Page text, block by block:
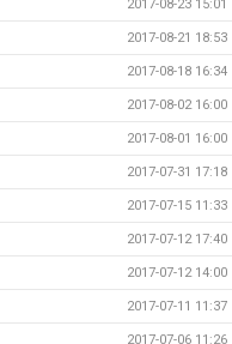
2017-08-23 15:01
2017-08-21 18:53
2017-08-18 16:34
2017-08-02 16:00
2017-08-01 16:00
2017-07-31 17:18
2017-07-15 11:33
2017-07-12 17:40
2017-07-12 14:00
2017-07-11 11:37
2017-07-06 11:26